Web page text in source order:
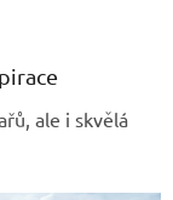
ale i skvělá